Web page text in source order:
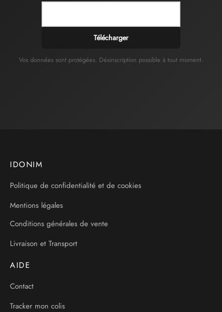
Télécharger
Vos données sont protégées. Désinscription possible à tout moment.
IDONIM
Politique de confidentialité et de cookies
Mentions légales
Conditions générales de vente
Livraison et Transport
AIDE
Contact
Tracker mon colis